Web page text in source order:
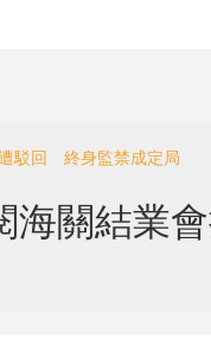
駁回 終身監禁成定局
海關結業